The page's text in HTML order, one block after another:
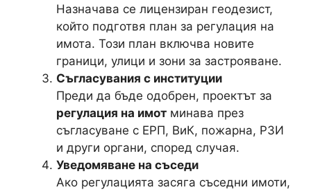
Назначава се лицензиран геодезист,
който подготвя план за регулация на
имота. Този план включва новите
граници, улици и зони за застрояване.
Съгласувания с институции
Преди да бъде одобрен, проектът за
регулация на имот минава през
съгласуване с ЕРП, ВиК, пожарна, РЗИ
и други органи, според случая.
Уведомяване на съседи
Ако регулацията засяга съседни имоти,